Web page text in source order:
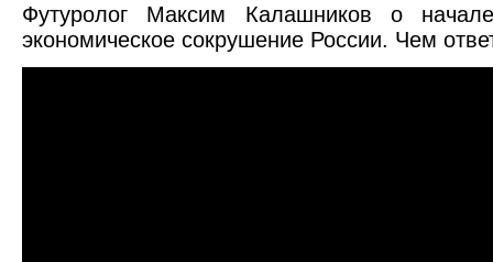
Футуролог Максим Калашников о
экономическое сокрушение России. Чем